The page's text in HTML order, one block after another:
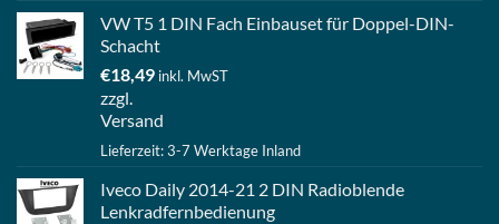
VW T5 1 DIN Fach Einbauset für Doppel-DIN-
Schacht
€18,49 inkl. MwST
zzgl.
Versand
Lieferzeit: 3-7 Werktage Inland
Iveco Daily 2014-21 2 DIN Radioblende
Lenkradfernbedienung